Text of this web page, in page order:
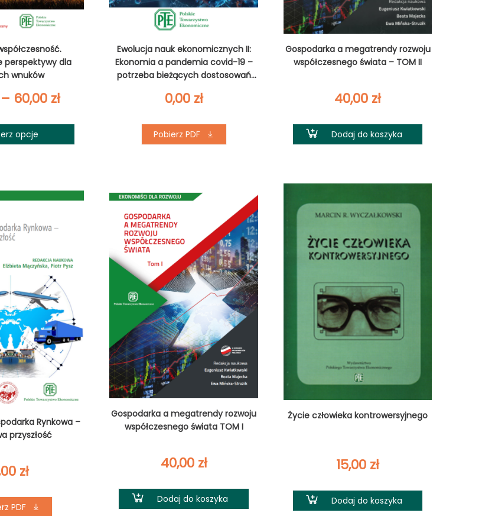
perspektywy dla
wnuków
– 60,00 złZakres
60,00 zł
opcje
Ewolucja nauk ekonomicznych II:
Ekonomia a pandemia covid-19 –
potrzeba bieżących dostosowań
0,00 zł
Pobierz PDF
Gospodarka a megatrendy rozwoju
współczesnego świata – TOM II
40,00 zł
Dodaj do koszyka
Rynkowa –
przyszłość
zł
PDF
Gospodarka a megatrendy rozwoju
współczesnego świata TOM I
40,00 zł
Dodaj do koszyka
Życie człowieka kontrowersyjnego
15,00 zł
Dodaj do koszyka